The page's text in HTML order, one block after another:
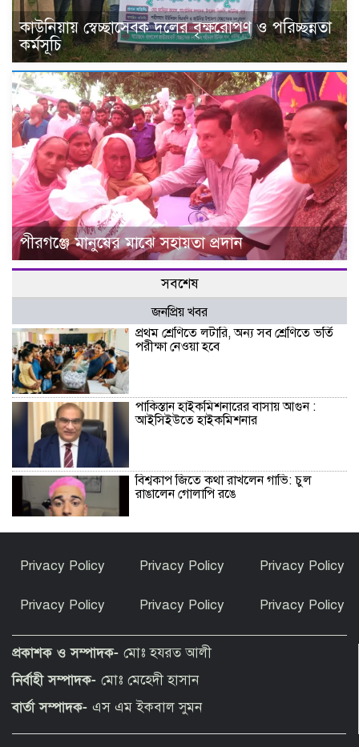
কাউনিয়ায় স্বেচ্ছাসেবক দলের বৃক্ষরোপণ ও পরিচ্ছন্নতা
কর্মসূচি
পীরগঞ্জে মানুষের মাঝে সহায়তা প্রদান
সবশেষ
জনপ্রিয় খবর
প্রথম শ্রেণিতে লটারি, অন্য সব শ্রেণিতে ভর্তি
পরীক্ষা নেওয়া হবে
পাকিস্তান হাইকমিশনারের বাসায় আগুন :
আইসিইউতে হাইকমিশনার
বিশ্বকাপ জিতে কথা রাখলেন গাভি: চুল
রাঙালেন গোলাপি রঙে
পীরগাছায় বাংলাদেশ বুলেটিনের ৯ম বর্ষপূর্তি
উদযাপন
Privacy Policy Privacy Policy Privacy Policy
Privacy Policy Privacy Policy Privacy Policy
প্রকাশক ও সম্পাদক- মোঃ হযরত আলী
নির্বাহী সম্পাদক- মোঃ মেহেদী হাসান
বার্তা সম্পাদক- এস এম ইকবাল সুমন